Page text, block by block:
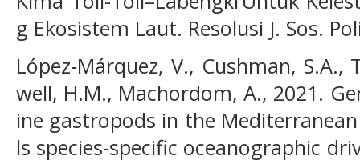
g Ekosistem Laut. Resolusi J. Sos.
López‐Márquez, V., Cushman,
well, H.M., Machordom, A., 2021.
ine gastropods in the
ls species‐specific oceanographic